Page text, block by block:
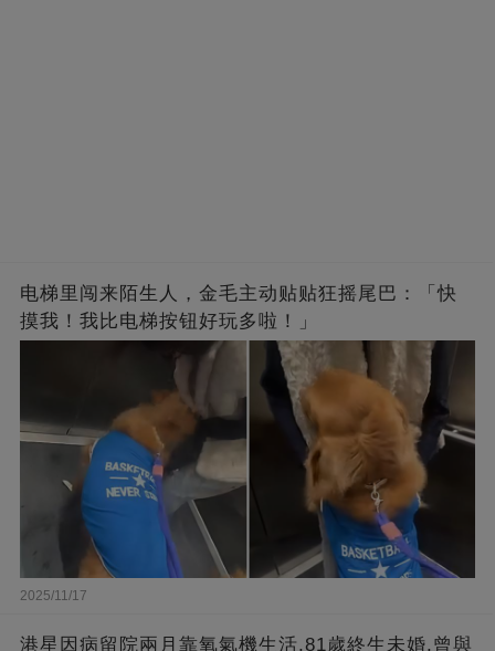
电梯里闯来陌生人，金毛主动贴贴狂摇尾巴：「快
摸我！我比电梯按钮好玩多啦！」
2025/11/17
港星因病留院兩月靠氧氣機生活,81歲終生未婚,曾與